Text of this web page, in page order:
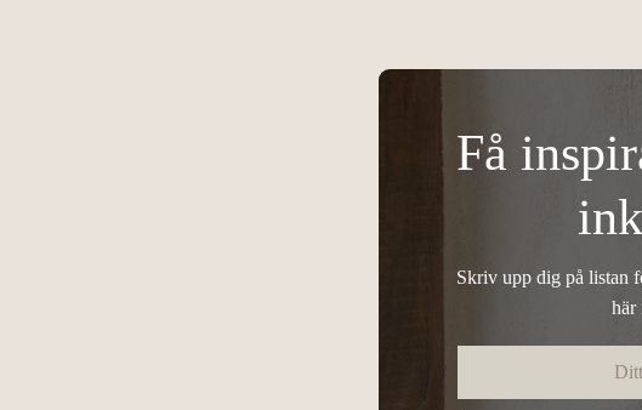
Få
Skriv upp dig på listan
här